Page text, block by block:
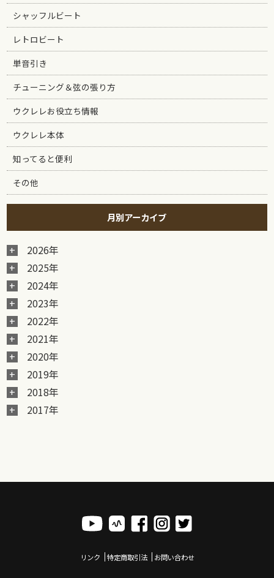
シャッフルビート
レトロビート
単音引き
チューニング＆弦の張り方
ウクレレお役立ち情報
ウクレレ本体
知ってると便利
その他
月別アーカイブ
2026年
2025年
2024年
2023年
2022年
2021年
2020年
2019年
2018年
2017年
リンク 特定商取引法 お問い合わせ